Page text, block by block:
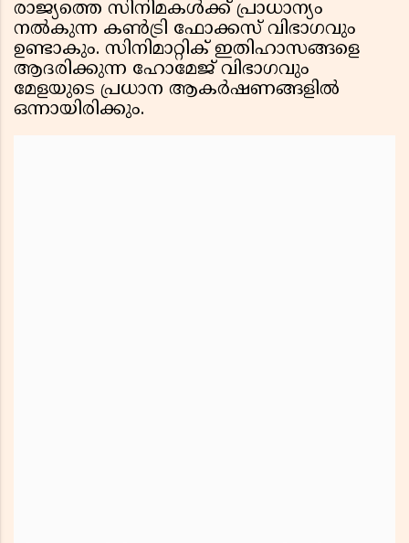
രാജ്യത്തെ സിനിമകൾക്ക് പ്രാധാന്യം
നൽകുന്ന കൺട്രി ഫോക്കസ് വിഭാഗവും
ഉണ്ടാകും. സിനിമാറ്റിക് ഇതിഹാസങ്ങളെ
ആദരിക്കുന്ന ഹോമേജ് വിഭാഗവും
മേളയുടെ പ്രധാന ആകർഷണങ്ങളിൽ
ഒന്നായിരിക്കും.